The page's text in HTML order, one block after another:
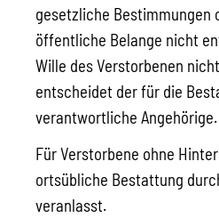
gesetzliche Bestimmungen
öffentliche Belange nicht
Wille des Verstorbenen
entscheidet der für die
verantwortliche Angehörige.
Für Verstorbene ohne
ortsübliche Bestattung
veranlasst.